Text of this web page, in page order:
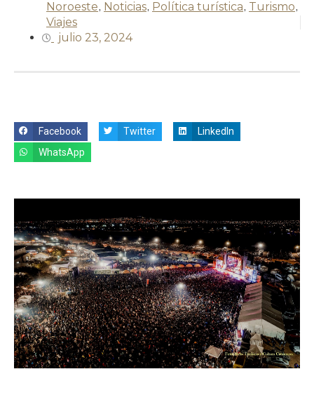
Noroeste, Noticias, Política turística, Turismo,
Viajes
julio 23, 2024
Facebook Twitter
LinkedIn
WhatsApp